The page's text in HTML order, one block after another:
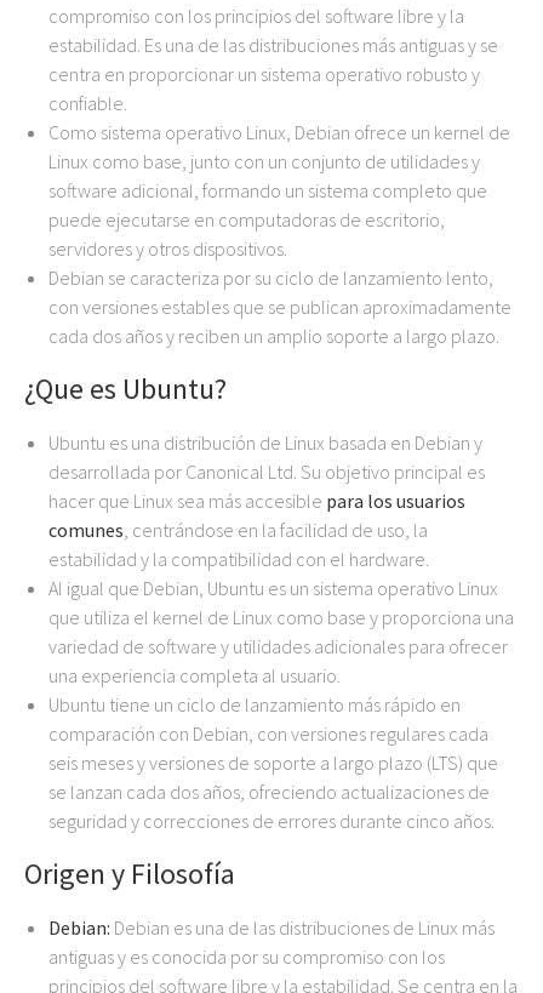
compromiso con los principios del software libre y la
estabilidad. Es una de las distribuciones más antiguas y se
centra en proporcionar un sistema operativo robusto y
confiable.
Como sistema operativo Linux, Debian ofrece un kernel de
Linux como base, junto con un conjunto de utilidades y
software adicional, formando un sistema completo que
puede ejecutarse en computadoras de escritorio,
servidores y otros dispositivos.
Debian se caracteriza por su ciclo de lanzamiento lento,
con versiones estables que se publican aproximadamente
cada dos años y reciben un amplio soporte a largo plazo.
¿Que es Ubuntu?
Ubuntu es una distribución de Linux basada en Debian y
desarrollada por Canonical Ltd. Su objetivo principal es
hacer que Linux sea más accesible para los usuarios
comunes, centrándose en la facilidad de uso, la
estabilidad y la compatibilidad con el hardware.
Al igual que Debian, Ubuntu es un sistema operativo Linux
que utiliza el kernel de Linux como base y proporciona una
variedad de software y utilidades adicionales para ofrecer
una experiencia completa al usuario.
Ubuntu tiene un ciclo de lanzamiento más rápido en
comparación con Debian, con versiones regulares cada
seis meses y versiones de soporte a largo plazo (LTS) que
se lanzan cada dos años, ofreciendo actualizaciones de
seguridad y correcciones de errores durante cinco años.
Origen y Filosofía
Debian: Debian es una de las distribuciones de Linux más
antiguas y es conocida por su compromiso con los
principios del software libre y la estabilidad. Se centra en la